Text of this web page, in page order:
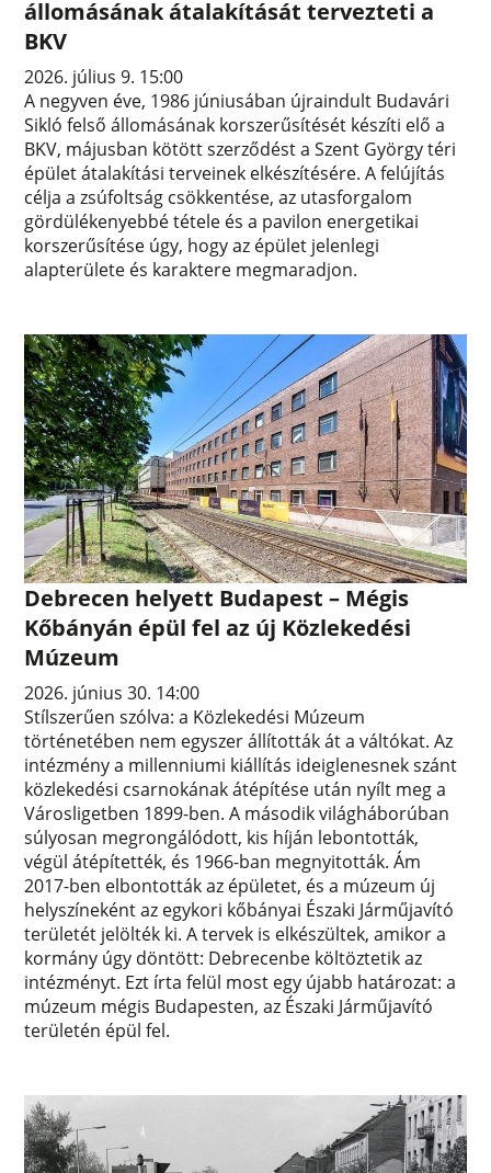
állomásának átalakítását tervezteti a
BKV
2026. július 9. 15:00
A negyven éve, 1986 júniusában újraindult Budavári
Sikló felső állomásának korszerűsítését készíti elő a
BKV, májusban kötött szerződést a Szent György téri
épület átalakítási terveinek elkészítésére. A felújítás
célja a zsúfoltság csökkentése, az utasforgalom
gördülékenyebbé tétele és a pavilon energetikai
korszerűsítése úgy, hogy az épület jelenlegi
alapterülete és karaktere megmaradjon.
Debrecen helyett Budapest – Mégis
Kőbányán épül fel az új Közlekedési
Múzeum
2026. június 30. 14:00
Stílszerűen szólva: a Közlekedési Múzeum
történetében nem egyszer állították át a váltókat. Az
intézmény a millenniumi kiállítás ideiglenesnek szánt
közlekedési csarnokának átépítése után nyílt meg a
Városligetben 1899-ben. A második világháborúban
súlyosan megrongálódott, kis híján lebontották,
végül átépítették, és 1966-ban megnyitották. Ám
2017-ben elbontották az épületet, és a múzeum új
helyszíneként az egykori kőbányai Északi Járműjavító
területét jelölték ki. A tervek is elkészültek, amikor a
kormány úgy döntött: Debrecenbe költöztetik az
intézményt. Ezt írta felül most egy újabb határozat: a
múzeum mégis Budapesten, az Északi Járműjavító
területén épül fel.